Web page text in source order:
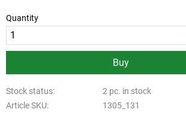
Quantity
Buy
Stock status
2 pc. in stock
Article SKU
1305_131